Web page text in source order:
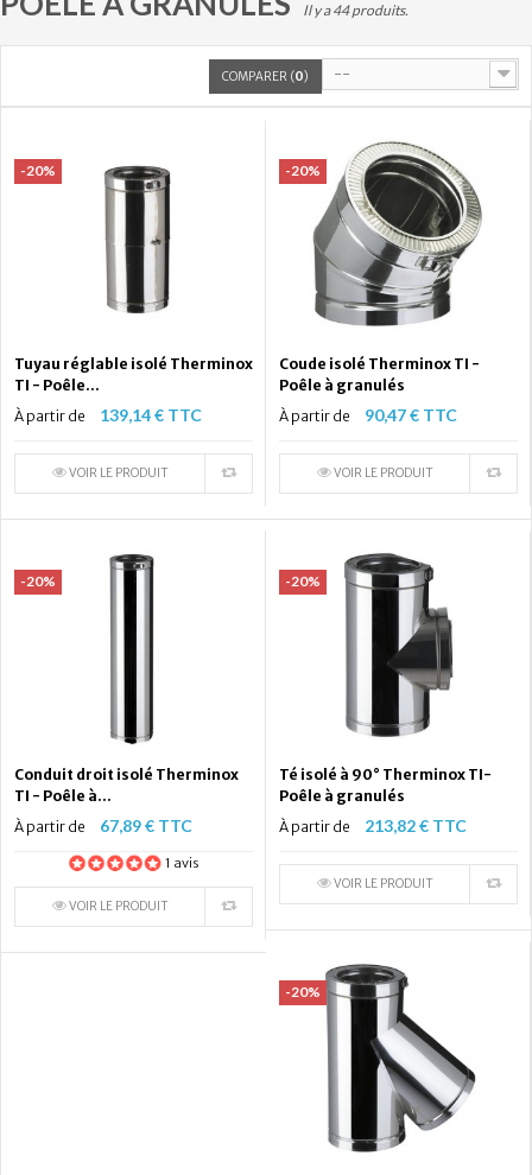
Il y a 44 produits.
--
COMPARER (0)
-20%
Tuyau réglable isolé Therminox
TI - Poêle...
À partir de
139,14 € TTC
VOIR LE PRODUIT
-20%
Coude isolé Therminox TI -
Poêle à granulés
À partir de
90,47 € TTC
VOIR LE PRODUIT
-20%
Conduit droit isolé Therminox
TI - Poêle à...
À partir de
67,89 € TTC
1 avis
VOIR LE PRODUIT
-20%
Té isolé à 90° Therminox TI-
Poêle à granulés
À partir de
213,82 € TTC
VOIR LE PRODUIT
-20%